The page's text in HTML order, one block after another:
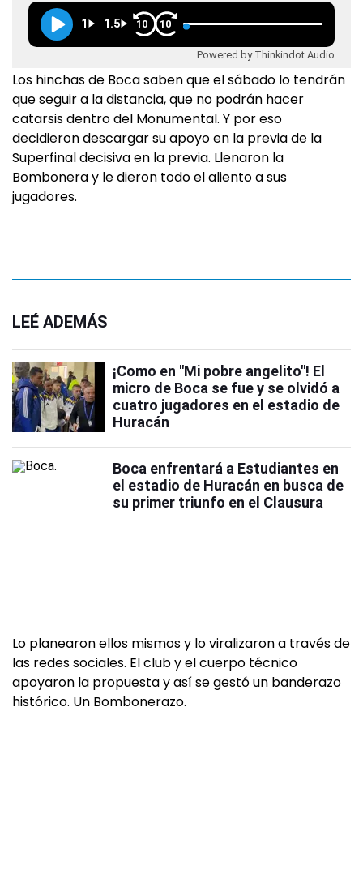
1 1.5 10 10
Powered by Thinkindot Audio
Los hinchas de Boca saben que el sábado lo tendrán
que seguir a la distancia, que no podrán hacer
catarsis dentro del Monumental. Y por eso
decidieron descargar su apoyo en la previa de la
Superfinal decisiva en la previa. Llenaron la
Bombonera y le dieron todo el aliento a sus
jugadores.
LEÉ ADEMÁS
¡Como en "Mi pobre angelito"! El
micro de Boca se fue y se olvidó a
cuatro jugadores en el estadio de
Huracán
Boca enfrentará a Estudiantes en
el estadio de Huracán en busca de
su primer triunfo en el Clausura
Lo planearon ellos mismos y lo viralizaron a través de
las redes sociales. El club y el cuerpo técnico
apoyaron la propuesta y así se gestó un banderazo
histórico. Un Bombonerazo.